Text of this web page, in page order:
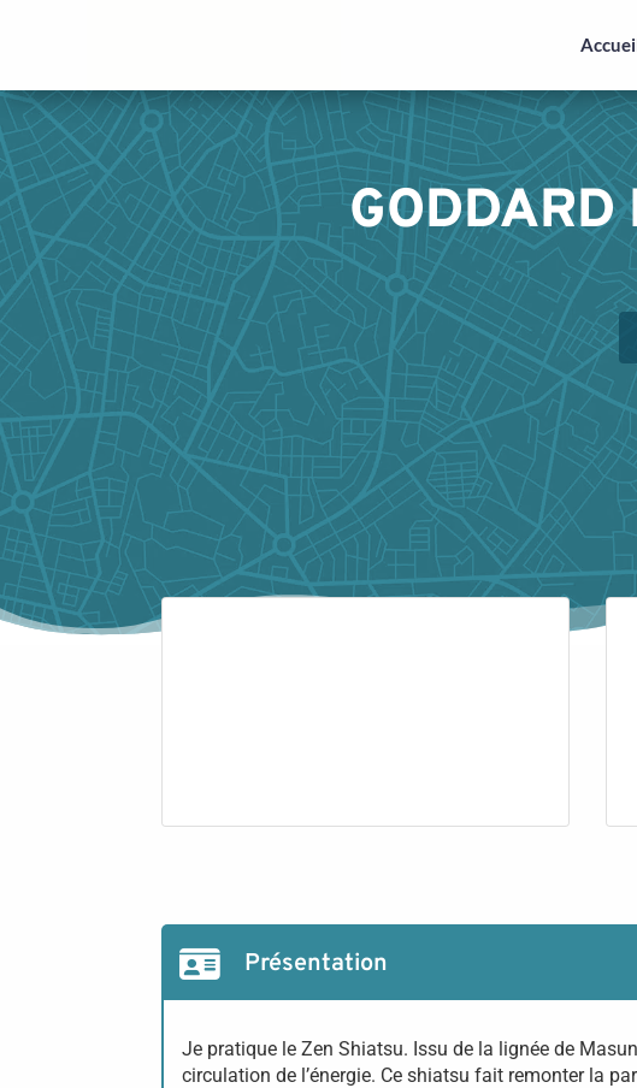
Présentation
Je pratique le Zen Shiatsu. Issu de la lignée de
circulation de l’énergie. Ce shiatsu fait remonter la